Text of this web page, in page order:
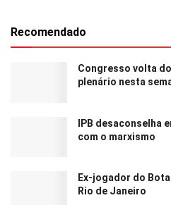
Recomendado
Congresso volta
plenário nesta
IPB desaconselha
com o marxismo
Ex-jogador do
Rio de Janeiro